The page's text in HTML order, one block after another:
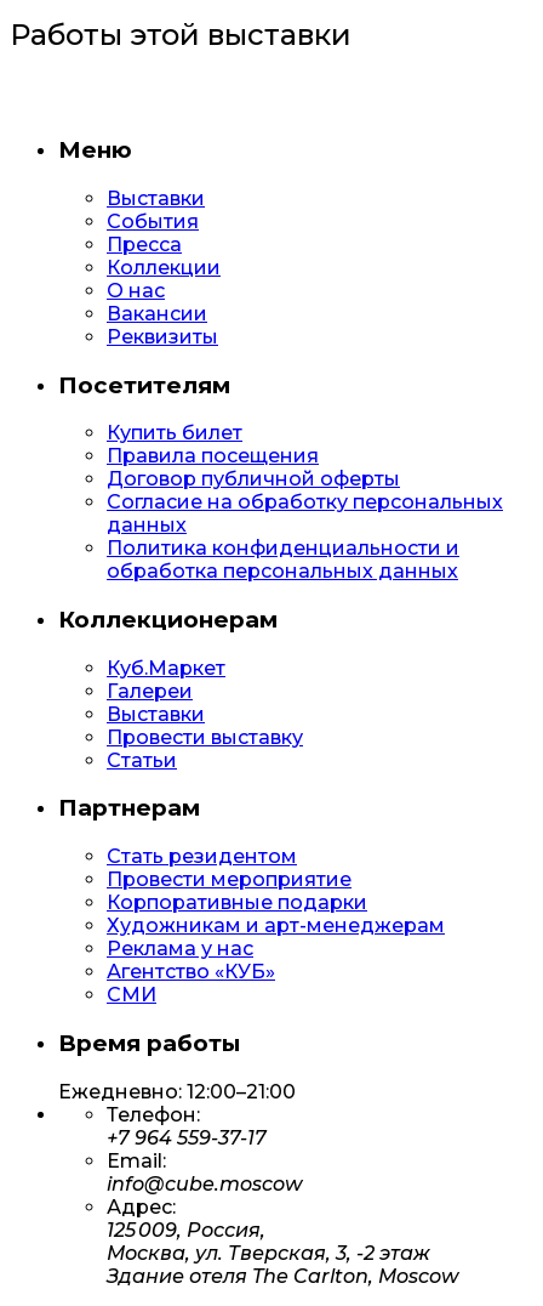
Работы этой выставки
Меню
Выставки
События
Пресса
Коллекции
О нас
Вакансии
Реквизиты
Посетителям
Купить билет
Правила посещения
Договор публичной оферты
Согласие на обработку персональных
данных
Политика конфиденциальности и
обработка персональных данных
Коллекционерам
Куб.Маркет
Галереи
Выставки
Провести выставку
Статьи
Партнерам
Стать резидентом
Провести мероприятие
Корпоративные подарки
Художникам и арт-менеджерам
Реклама у нас
Агентство «КУБ»
СМИ
Время работы
Ежедневно: 12:00–21:00
Телефон:
+7 964 559-37-17
Email:
info@cube.moscow
Адрес:
125 009, Россия,
Москва, ул. Тверская, 3, -2 этаж
Здание отеля The Carlton, Moscow